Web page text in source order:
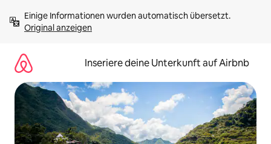
Inhalten
springenOriginal anzeigen
Inseriere deine Unterkunft auf Airbnb